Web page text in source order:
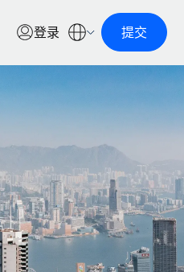
登录 提交